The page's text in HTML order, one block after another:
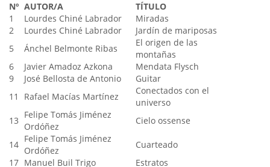
Nº AUTOR/A
TÍTULO
1
Lourdes Chiné Labrador
Miradas
2
Lourdes Chiné Labrador
Jardín de mariposas
5
Ánchel Belmonte Ribas
El origen de las
montañas
6
Javier Amadoz Azkona
Mendata Flysch
9
José Bellosta de Antonio
Guitar
11
Rafael Macías Martínez
Conectados con el
universo
13
Felipe Tomás Jiménez
Ordóñez
Cielo ossense
14
Felipe Tomás Jiménez
Ordóñez
Cuarteado
17 Manuel Buil Trigo
Estratos